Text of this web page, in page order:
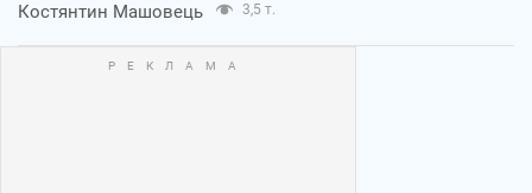
Костянтин Машовець 3,5 т.